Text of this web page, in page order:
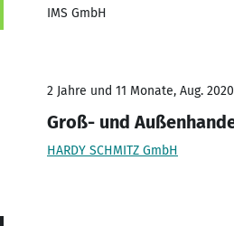
IMS GmbH
2 Jahre und 11 Monate, Aug.
Groß- und
HARDY SCHMITZ GmbH